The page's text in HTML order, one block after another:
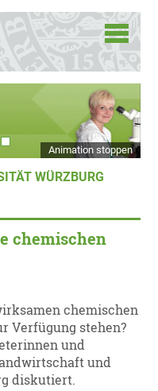
Animation stoppen
WÜRZBURG
chemischen
chemischen
Verfügung stehen?
und
und
diskutiert.